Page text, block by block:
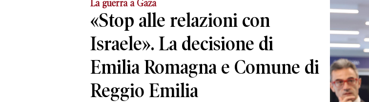
La guerra a Gaza
«Stop alle relazioni con
Israele». La decisione di
Emilia Romagna e Comune di
Reggio Emilia